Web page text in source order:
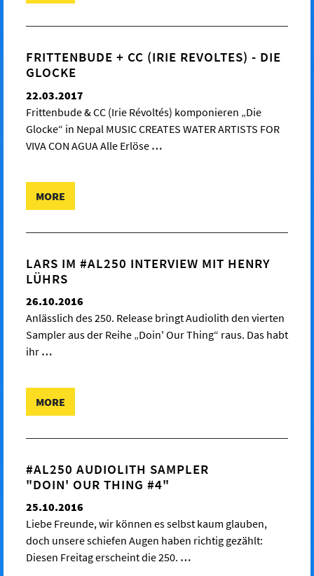
FRITTENBUDE + CC (IRIE REVOLTES) - DIE
GLOCKE
22.03.2017
Frittenbude & CC (Irie Révoltés) komponieren „Die
Glocke“ in Nepal MUSIC CREATES WATER ARTISTS FOR
VIVA CON AGUA Alle Erlöse …
MORE
LARS IM #AL250 INTERVIEW MIT HENRY
LÜHRS
26.10.2016
Anlässlich des 250. Release bringt Audiolith den vierten
Sampler aus der Reihe „Doin' Our Thing“ raus. Das habt
ihr …
MORE
#AL250 AUDIOLITH SAMPLER
"DOIN' OUR THING #4"
25.10.2016
Liebe Freunde, wir können es selbst kaum glauben,
doch unsere schiefen Augen haben richtig gezählt:
Diesen Freitag erscheint die 250. …